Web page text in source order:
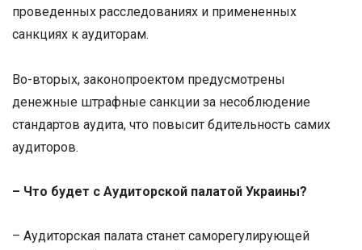
проведенных расследованиях и примененных
санкциях к аудиторам.
Во-вторых, законопроектом предусмотрены
денежные штрафные санкции за несоблюдение
стандартов аудита, что повысит бдительность самих
аудиторов.
– Что будет с Аудиторской палатой Украины?
– Аудиторская палата станет саморегулирующей